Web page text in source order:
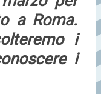
a Roma.
i
i